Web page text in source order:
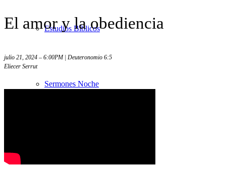
Estudios Bíblicos
Sermones Noche
El amor y la obediencia
julio 21, 2024 – 6:00PM | Deuteronomio 6:5
Eliecer Serrut